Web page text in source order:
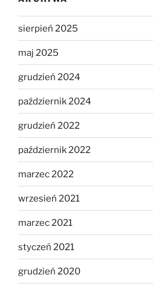
sierpień 2025
maj 2025
grudzień 2024
październik 2024
grudzień 2022
październik 2022
marzec 2022
wrzesień 2021
marzec 2021
styczeń 2021
grudzień 2020